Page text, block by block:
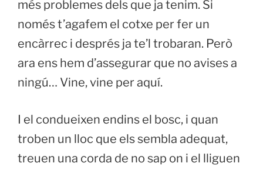
més problemes dels que ja tenim. Si
només t’agafem el cotxe per fer un
encàrrec i després ja te’l trobaran. Però
ara ens hem d’assegurar que no avises a
ningú… Vine, vine per aquí.
I el condueixen endins el bosc, i quan
troben un lloc que els sembla adequat,
treuen una corda de no sap on i el lliguen